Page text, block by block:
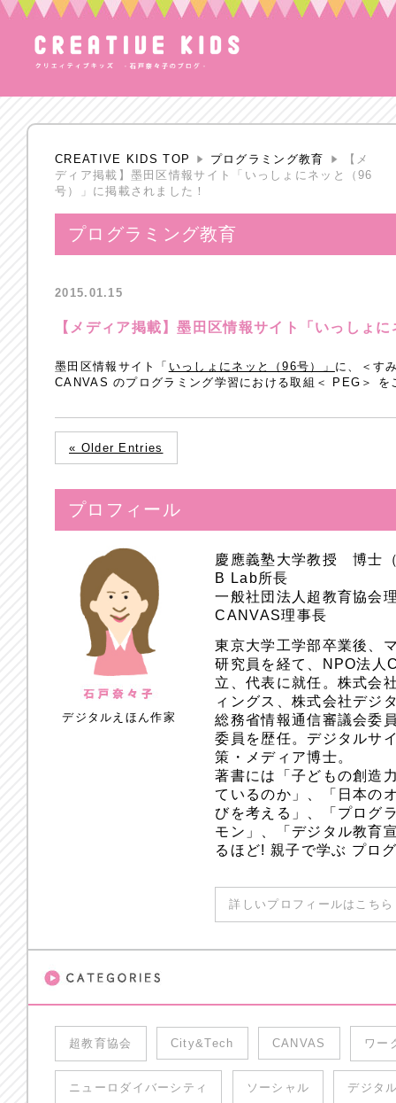
CREATIVE KIDS TOP プログラミング教育
【メ
ディア掲載】墨田区情報サイト「いっしょにネッと（96
号）」に掲載されました！
プログラミング教育
2015.01.15
【メディア掲載】墨田区情報サイト「いっしょ
墨田区情報サイト「 いっしょにネッと（96号）」 に、＜す
CANVAS のプログラミング学習における取組＜ PEG＞ を
« Older Entries
プロフィール
デジタルえほん作家
慶應義塾大学教授 博士
B Lab所長
一般社団法人超教育協会
CANVAS理事長
東京大学工学部卒業後、
研究員を経て、NPO法人
立、代表に就任。株式会
ィングス、株式会社デジ
総務省情報通信審議会委
委員を歴任。デジタルサ
策・メディア博士。
著書には「子どもの創造
ているのか」、「日本の
びを考える」、「プログ
モン」、「デジタル教育
るほど! 親子で学ぶ プロ
詳しいプロフィールはこち
超教育協会 City&Tech CANVAS ワー
ニューロダイバーシティ ソーシャル デジタ